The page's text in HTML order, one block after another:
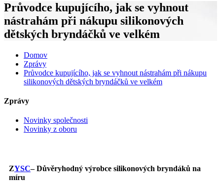
Průvodce kupujícího, jak se vyhnout
nástrahám při nákupu silikonových
dětských bryndáčků ve velkém
Domov
Zprávy
Průvodce kupujícího, jak se vyhnout nástrahám při nákupu
silikonových dětských bryndáčků ve velkém
Zprávy
Novinky společnosti
Novinky z oboru
ZYSC– Důvěryhodný výrobce silikonových bryndáků na
míru